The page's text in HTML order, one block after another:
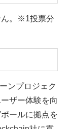
ん。※1投票分
ンプロジェク
ザー体験を向
ールに拠点を